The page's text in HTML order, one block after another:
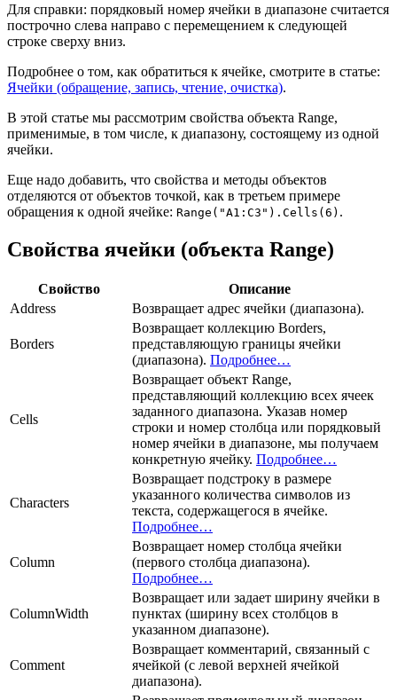
Для справки: порядковый номер ячейки в диапазоне считается
построчно слева направо с перемещением к следующей
строке сверху вниз.
Подробнее о том, как обратиться к ячейке, смотрите в статье:
Ячейки (обращение, запись, чтение, очистка).
В этой статье мы рассмотрим свойства объекта Range,
применимые, в том числе, к диапазону, состоящему из одной
ячейки.
Еще надо добавить, что свойства и методы объектов
отделяются от объектов точкой, как в третьем примере
обращения к одной ячейке: Range("A1:C3").Cells(6) .
Свойства ячейки (объекта Range)
Свойство
Описание
Address
Возвращает адрес ячейки (диапазона).
Borders
Возвращает коллекцию Borders,
представляющую границы ячейки
(диапазона). Подробнее…
Cells
Возвращает объект Range,
представляющий коллекцию всех ячеек
заданного диапазона. Указав номер
строки и номер столбца или порядковый
номер ячейки в диапазоне, мы получаем
конкретную ячейку. Подробнее…
Characters
Возвращает подстроку в размере
указанного количества символов из
текста, содержащегося в ячейке.
Подробнее…
Column
Возвращает номер столбца ячейки
(первого столбца диапазона).
Подробнее…
ColumnWidth
Возвращает или задает ширину ячейки в
пунктах (ширину всех столбцов в
указанном диапазоне).
Comment
Возвращает комментарий, связанный с
ячейкой (с левой верхней ячейкой
диапазона).